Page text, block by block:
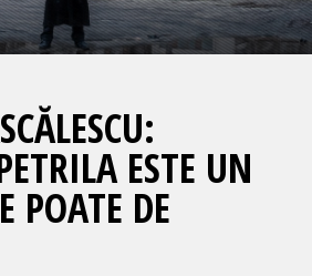
ESTE UN
POATE DE